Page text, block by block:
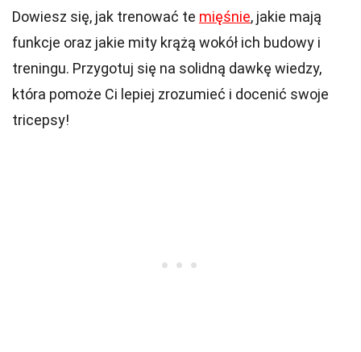
Dowiesz się, jak trenować te mięśnie, jakie mają
funkcje oraz jakie mity krążą wokół ich budowy i
treningu. Przygotuj się na solidną dawkę wiedzy,
która pomoże Ci lepiej zrozumieć i docenić swoje
tricepsy!